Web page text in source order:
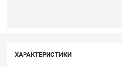
ХАРАКТЕРИСТИКИ